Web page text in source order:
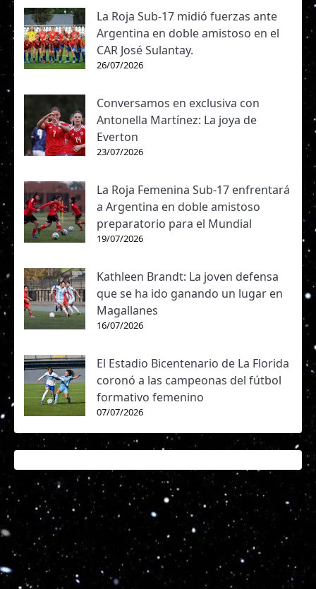
La Roja Sub-17 midió fuerzas ante
Argentina en doble amistoso en el
CAR José Sulantay.
26/07/2026
Conversamos en exclusiva con
Antonella Martínez: La joya de
Everton
23/07/2026
La Roja Femenina Sub-17 enfrentará
a Argentina en doble amistoso
preparatorio para el Mundial
19/07/2026
Kathleen Brandt: La joven defensa
que se ha ido ganando un lugar en
Magallanes
16/07/2026
El Estadio Bicentenario de La Florida
coronó a las campeonas del fútbol
formativo femenino
07/07/2026